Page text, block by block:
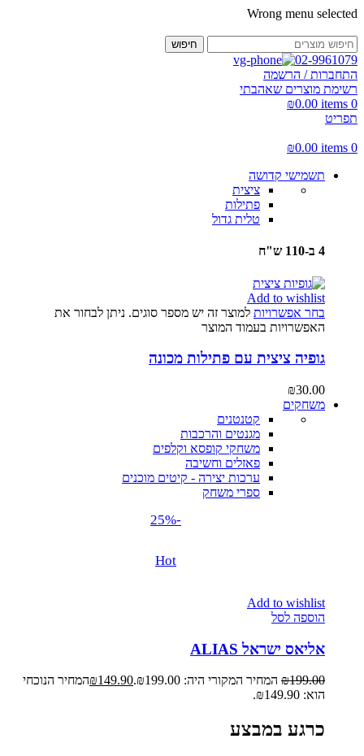
Wrong menu selected
חיפוש
02-9961079
התחברות / הרשמה
רשימת מוצרים שאהבתי
0
items
₪0.00
תפריט
0
items
₪0.00
תשמישי קדושה
ציצית
פתילות
טלית גדול
4 ב-110 ש"ח
Add to wishlist
בחר אפשרויות למוצר זה יש מספר סוגים. ניתן לבחור את
האפשרויות בעמוד המוצר
גופיה ציצית עם פתילות מכונה
₪30.00
משחקים
קטנטנים
מגנטים והרכבות
משחקי קופסא וקלפים
פאזלים וחשיבה
ערכות יצירה - קיטים מוכנים
ספרי משחק
-25%
Hot
Add to wishlist
הוספה לסל
אליאס ישראל ALIAS
₪199.00 המחיר המקורי היה: ₪199.00. ₪149.90
המחיר הנוכחי
הוא: ₪149.90.
כרגע במבצע